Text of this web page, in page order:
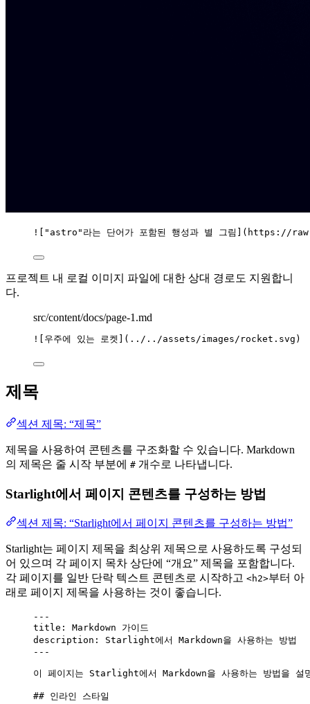
![ "astro"라는 단어가 포함된 행성과 별 그림 ( https://
프로젝트 내 로컬 이미지 파일에 대한 상대 경로도 지원합니
다.
src/content/docs/page-1.md
![ 우주에 있는 로켓 ( ../../assets/images/rocket.svg )
제목
섹션 제목: “제목”
제목을 사용하여 콘텐츠를 구조화할 수 있습니다. Markdown
의 제목은 줄 시작 부분에 # 개수로 나타냅니다.
Starlight에서 페이지 콘텐츠를 구성하는 방법
섹션 제목: “Starlight에서 페이지 콘텐츠를 구성하는 방법”
Starlight는 페이지 제목을 최상위 제목으로 사용하도록 구성되
어 있으며 각 페이지 목차 상단에 “개요” 제목을 포함합니다.
각 페이지를 일반 단락 텍스트 콘텐츠로 시작하고 <h2>부터 아
래로 페이지 제목을 사용하는 것이 좋습니다.
---
title : Markdown 가이드
description : Starlight에서 Markdown을 사용하는 방법
---
이 페이지는 Starlight에서 Markdown을 사용하는 방법을 설
## 인라인 스타일